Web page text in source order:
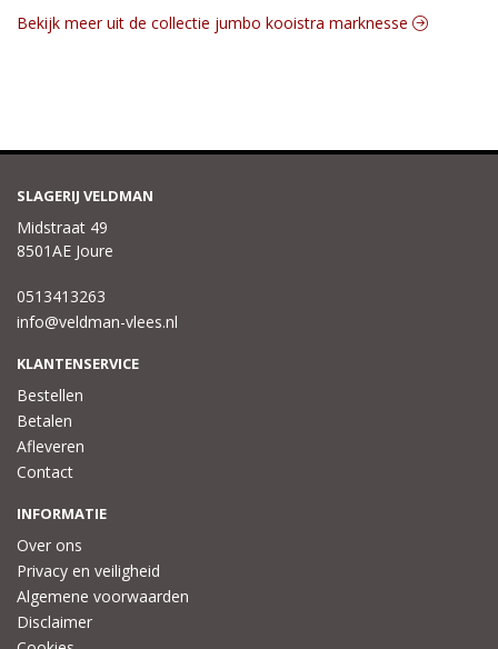
Bekijk meer uit de collectie jumbo kooistra marknesse
SLAGERIJ VELDMAN
Midstraat 49
8501AE Joure
0513413263
info@veldman-vlees.nl
KLANTENSERVICE
Bestellen
Betalen
Afleveren
Contact
INFORMATIE
Over ons
Privacy en veiligheid
Algemene voorwaarden
Disclaimer